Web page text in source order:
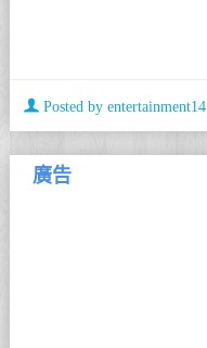
Posted by entertainment14
廣告